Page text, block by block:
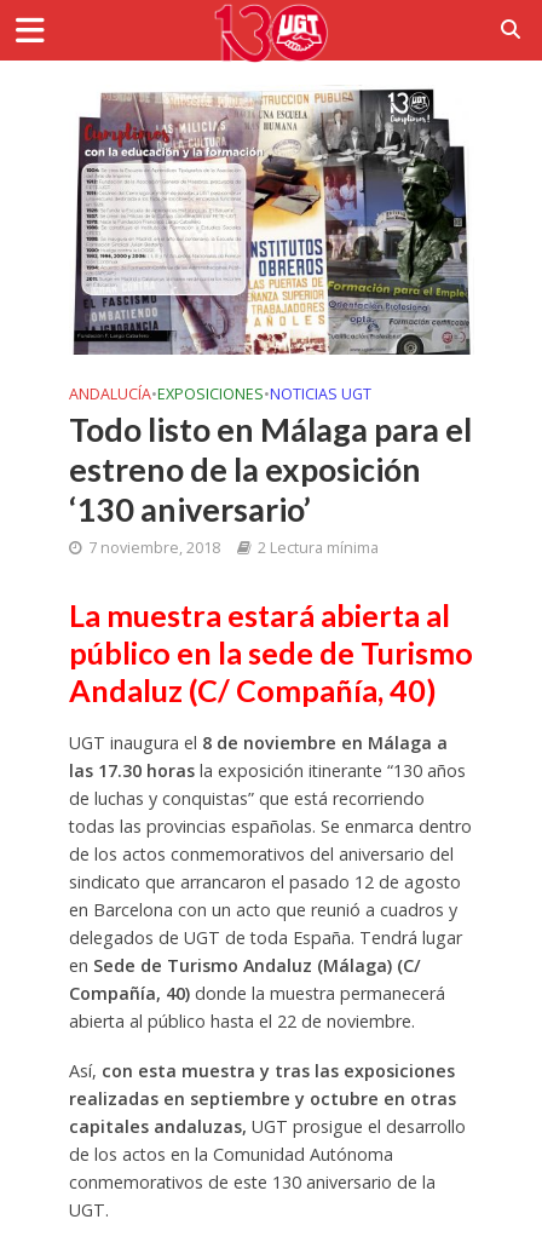
ANDALUCÍA•EXPOSICIONES•NOTICIAS UGT
Todo listo en Málaga para el
estreno de la exposición
‘130 aniversario’
7 noviembre, 2018 2 Lectura mínima
La muestra estará abierta al
público en la sede de Turismo
Andaluz (C/ Compañía, 40)
UGT inaugura el 8 de noviembre en Málaga a
las 17.30 horasla exposición itinerante “130 años
de luchas y conquistas” que está recorriendo
todas las provincias españolas. Se enmarca dentro
de los actos conmemorativos del aniversario del
sindicato que arrancaron el pasado 12 de agosto
en Barcelona con un acto que reunió a cuadros y
delegados de UGT de toda España. Tendrá lugar
en Sede de Turismo Andaluz (Málaga) (C/
Compañía, 40)donde la muestra permanecerá
abierta al público hasta el 22 de noviembre.
Así, con esta muestra y tras las exposiciones
realizadas en septiembre y octubre en otras
capitales andaluzas, UGT prosigue el desarrollo
de los actos en la Comunidad Autónoma
conmemorativos de este 130 aniversario de la
UGT.